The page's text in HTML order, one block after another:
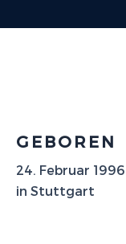
GEBOREN
24. Februar 1996
in Stuttgart